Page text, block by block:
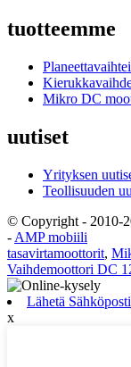
tuotteemme
Mikro DC
uutiset
Yrityksen
Teollisuuden
© Copyright - 2010-
- AMP mobiili
tasavirtamoottorit,
Vaihdemoottori DC
Lähetä Sähköposti
x